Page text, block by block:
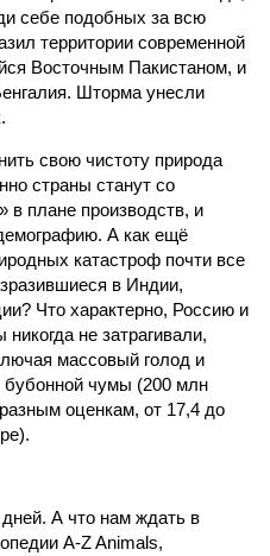
себе подобных за всю
территории современной
Восточным Пакистаном, и
Шторма унесли
свою чистоту природа
страны станут со
плане производств, и
А как ещё
катастроф почти все
в Индии,
Что характерно, Россию и
не затрагивали,
массовый голод и
чумы (200 млн
оценкам, от 17,4 до
А что нам ждать в
A-Z Animals,